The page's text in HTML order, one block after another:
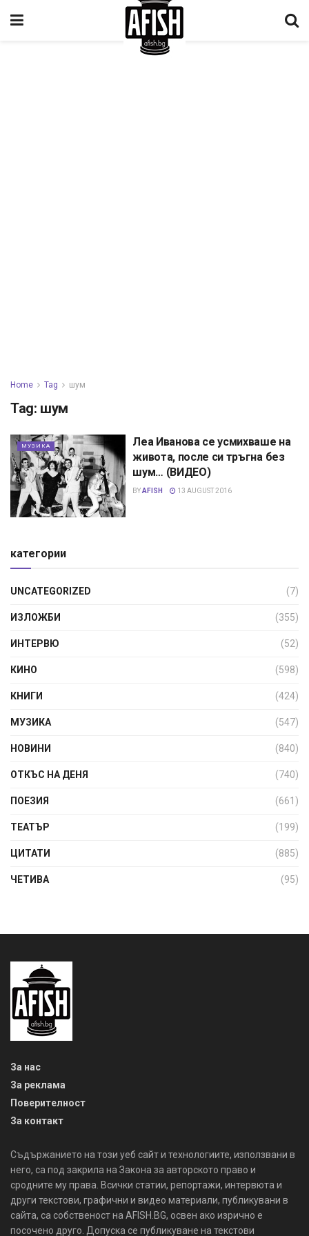
Home Tag шум
Tag: шум
МУЗИКА
Леа Иванова се усмихваше на
живота, после си тръгна без
шум… (ВИДЕО)
BYAFISH 13 AUGUST 2016
категории
UNCATEGORIZED (7)
ИЗЛОЖБИ (355)
ИНТЕРВЮ (52)
КИНО (598)
КНИГИ (424)
МУЗИКА (547)
НОВИНИ (840)
ОТКЪС НА ДЕНЯ (740)
ПОЕЗИЯ (661)
ТЕАТЪР (199)
ЦИТАТИ (885)
ЧЕТИВА (95)
За нас
За реклама
Поверителност
За контакт
Съдържанието на този уеб сайт и технологиите, използвани в
него, са под закрила на Закона за авторското право и
сродните му права. Всички статии, репортажи, интервюта и
други текстови, графични и видео материали, публикувани в
сайта, са собственост на AFISH.BG, освен ако изрично е
посочено друго. Допуска се публикуване на текстови